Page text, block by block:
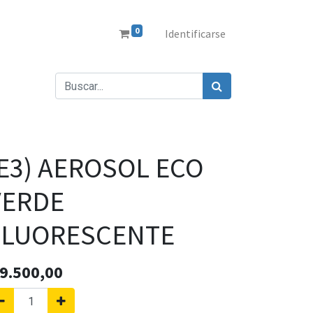
0 Identificarse
AEROSOL ECO
9.500,00